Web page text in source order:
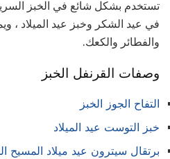
تستخدم بشكل شائع في الخبز
في عيد الشكر وخبز عيد الميلاد ،
والفطائر والكعك.
وصفات القرنفل الخبز
التفاح الجوز الخبز
خبز التوست عيد الميلاد
برتقال سيترون عيد ميلاد المسيح